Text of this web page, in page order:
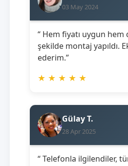
03 May 2024
“ Hem fiyatı uygun hem
şekilde montaj yapıldı.
ederim.”
★ ★ ★ ★ ★
Gülay T.
28 Apr 2025
“ Telefonla ilgilendiler,